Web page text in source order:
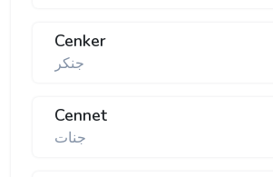
Cenker
جنكر
Cennet
جنات